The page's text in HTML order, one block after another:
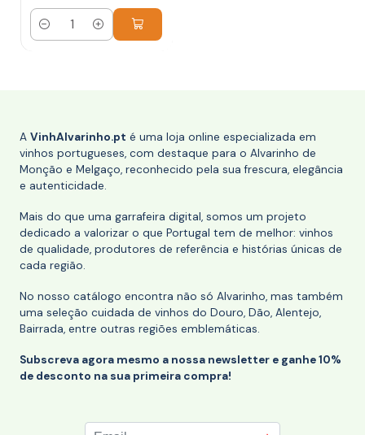
Quantidade
A VinhAlvarinho.pt é uma loja online especializada em
vinhos portugueses, com destaque para o Alvarinho de
Monção e Melgaço, reconhecido pela sua frescura, elegância
e autenticidade.
Mais do que uma garrafeira digital, somos um projeto
dedicado a valorizar o que Portugal tem de melhor: vinhos
de qualidade, produtores de referência e histórias únicas de
cada região.
No nosso catálogo encontra não só Alvarinho, mas também
uma seleção cuidada de vinhos do Douro, Dão, Alentejo,
Bairrada, entre outras regiões emblemáticas.
Subscreva agora mesmo a nossa newsletter e ganhe 10%
de desconto na sua primeira compra!